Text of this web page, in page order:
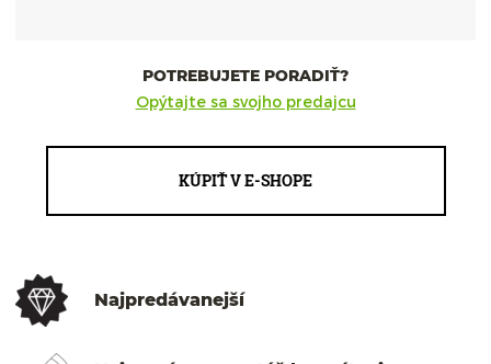
POTREBUJETE PORADIŤ?
Opýtajte sa svojho predajcu
KÚPIŤ V E-SHOPE
Najpredávanejší